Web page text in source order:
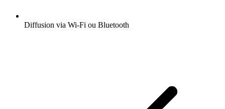
Diffusion via Wi-Fi ou Bluetooth